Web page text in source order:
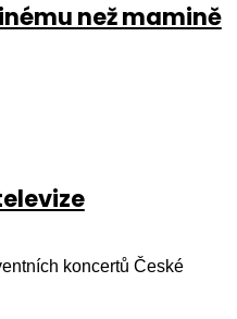
než mamině
koncertů České